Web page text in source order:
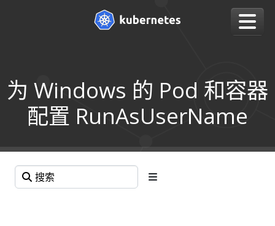
为 Windows 的 Pod 和容器
配置 RunAsUserName